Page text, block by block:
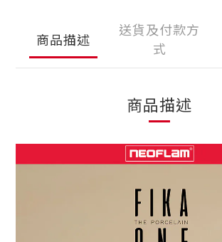
商品描述
送貨及付款方
式
商品描述